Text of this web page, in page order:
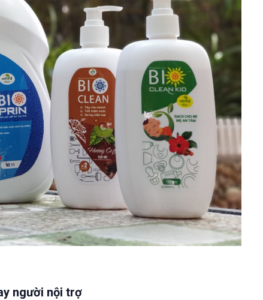
người nội trợ